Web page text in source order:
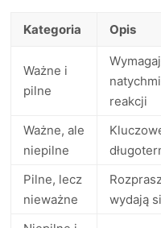
Kategoria Opis
Ważne i
pilne
reakcji
Ważne, ale
niepilne
Pilne, lecz
nieważne
wydają